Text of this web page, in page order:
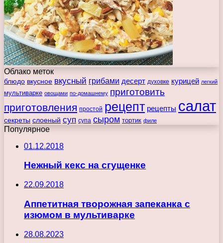
Облако меток
блюдо вкусное вкусный грибами десерт духовке курицей легкий
мультиварке овощами по-домашнему приготовить
приготовления простой рецепт рецепты салат
секреты слоеный суп супа сыром тортик филе
Популярное
01.12.2018
Нежный кекс на сгущенке
22.09.2018
Аппетитная творожная запеканка с
изюмом в мультиварке
28.08.2023